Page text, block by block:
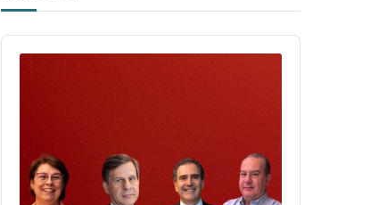
Audio
Player